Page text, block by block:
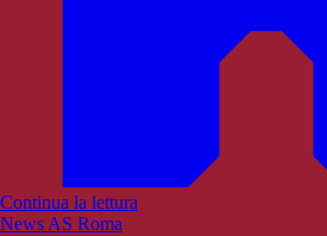
Continua la lettura
News AS Roma